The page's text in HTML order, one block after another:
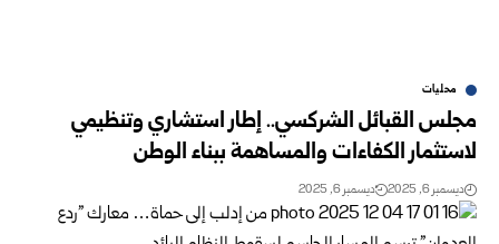
محليات
مجلس القبائل الشركسي.. إطار استشاري وتنظيمي
لاستثمار الكفاءات والمساهمة ببناء الوطن
ديسمبر 6, 2025 ديسمبر 6, 2025